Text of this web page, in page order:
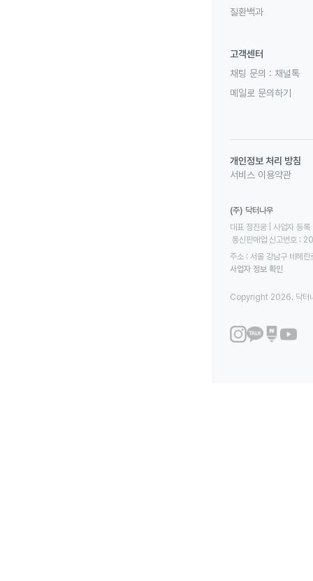
질환백과
고객센터
채팅 문의 : 채널톡
메일로 문의하기
개인정보 처리 방침
서비스 이용약관
(주) 닥터나우
대표 정진웅 | 사업자
통신판매업 신고번호
주소 : 서울 강남구 테헤
사업자 정보 확인
Copyright 2026. 닥터